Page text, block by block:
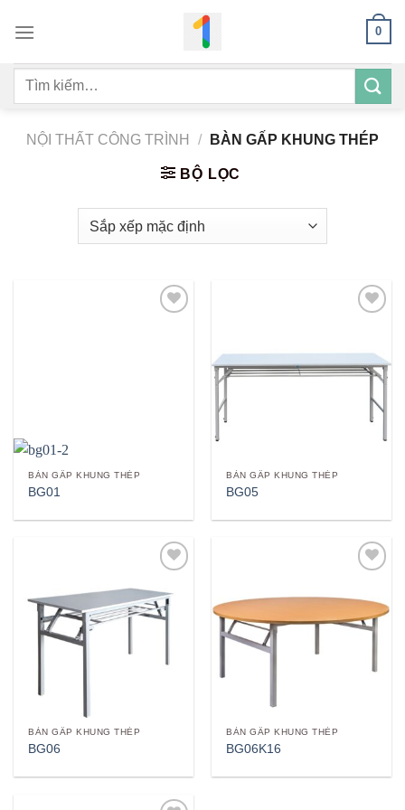
qua
dung
0
Tìm
NỘI THẤT CÔNG TRÌNH / BÀN GẤP KHUNG THÉP
BỘ LỌC
BÀN GẤP KHUNG THÉP
BG01
Add to
wishlist
BÀN GẤP KHUNG THÉP
BG05
Add to
BÀN GẤP KHUNG THÉP
BG06
Add to
wishlist
BÀN GẤP KHUNG THÉP
BG06K16